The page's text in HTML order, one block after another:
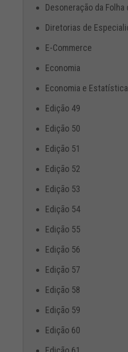
Desoneração da Folha
Diretorias de
E-Commerce
Economia
Economia e Estatística
Edição 49
Edição 50
Edição 51
Edição 52
Edição 53
Edição 54
Edição 55
Edição 56
Edição 57
Edição 58
Edição 59
Edição 60